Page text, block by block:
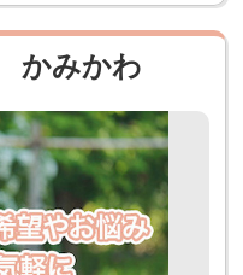
かみかわ